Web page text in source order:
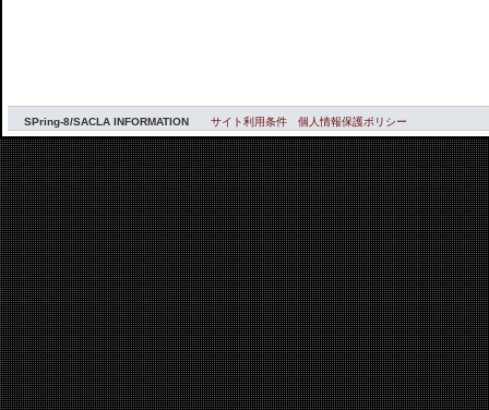
SPring-8/SACLA INFORMATION サイト利用条件 個人情報保護ポリシー